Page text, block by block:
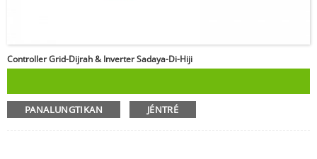
Controller Grid-Dijrah & Inverter Sadaya-Di-Hiji
PANALUNGTIKAN JÉNTRÉ
Ngirim